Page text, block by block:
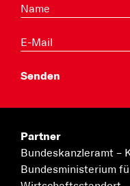
Partner
Bundeskanzleramt –
Bundesministerium